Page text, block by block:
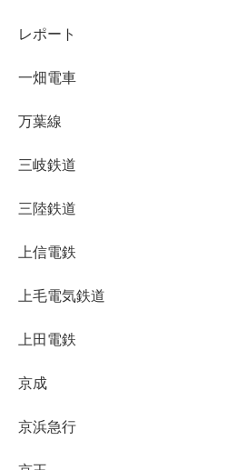
レポート
一畑電車
万葉線
三岐鉄道
三陸鉄道
上信電鉄
上毛電気鉄道
上田電鉄
京成
京浜急行